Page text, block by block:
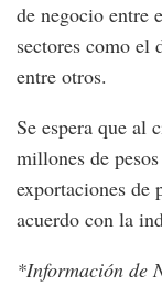
de negocio entre
sectores como el
entre otros.
Se espera que al
millones de
exportaciones de
acuerdo con la
*Información de